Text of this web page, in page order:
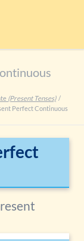
(Present Tenses)
Perfect Continuous